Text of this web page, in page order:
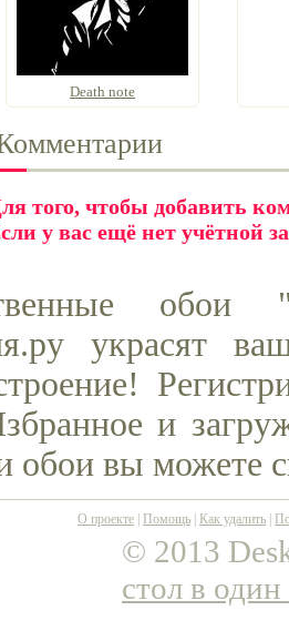
Death note
того, чтобы добавить
у вас ещё нет учётной
украсят
и
обои вы можете
О проекте Помощь Как удалить
© 2013
стол в